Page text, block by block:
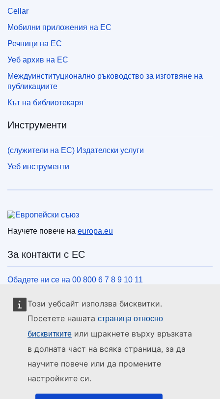
Този уебсайт използва бисквитки.
Посетете нашата страница относно
бисквитките или щракнете върху връзката
в долната част на всяка страница, за да
научите повече или да промените
настройките си.
Cellar
Мобилни приложения на ЕС
Речници на ЕС
Уеб архив на ЕС
Междуинституционално ръководство за изготвяне на
публикациите
Кът на библиотекаря
Инструменти
(служители на ЕС) Издателски услуги
Уеб инструменти
Научете повече на europa.eu
За контакти с ЕС
Обадете ни се на 00 800 6 7 8 9 10 11
Използвайте други телефонни номера
Пишете ни чрез нашия формуляр за връзка
Социални медии
ЕС в социалните медии